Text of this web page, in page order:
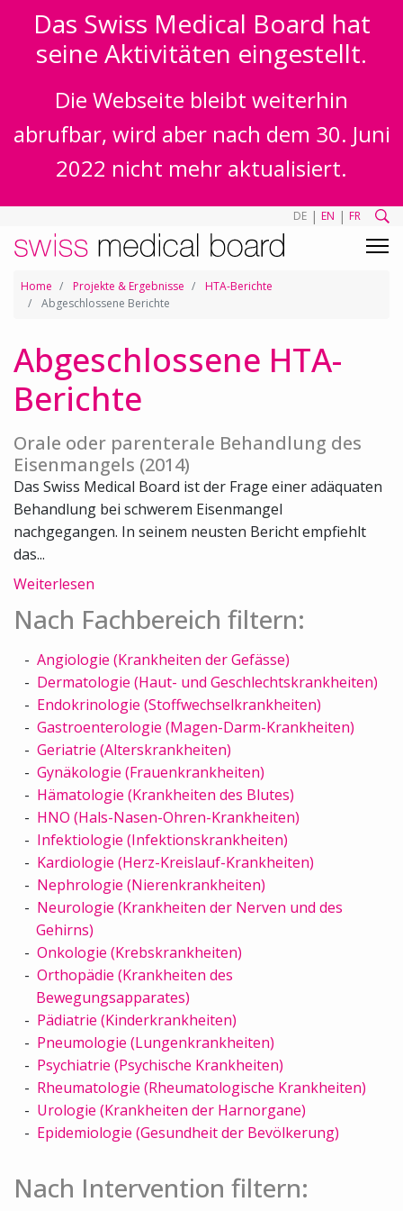
Das Swiss Medical Board hat
seine Aktivitäten eingestellt.
Die Webseite bleibt weiterhin
abrufbar, wird aber nach dem 30. Juni
2022 nicht mehr aktualisiert.
DE | EN | FR
Home Projekte & Ergebnisse
HTA-Berichte
Abgeschlossene Berichte
Abgeschlossene HTA-
Berichte
Orale oder parenterale Behandlung des
Eisenmangels (2014)
Das Swiss Medical Board ist der Frage einer adäquaten
Behandlung bei schwerem Eisenmangel
nachgegangen. In seinem neusten Bericht empfiehlt
das...
Weiterlesen
Nach Fachbereich filtern:
Angiologie (Krankheiten der Gefässe)
Dermatologie (Haut- und Geschlechtskrankheiten)
Endokrinologie (Stoffwechselkrankheiten)
Gastroenterologie (Magen-Darm-Krankheiten)
Geriatrie (Alterskrankheiten)
Gynäkologie (Frauenkrankheiten)
Hämatologie (Krankheiten des Blutes)
HNO (Hals-Nasen-Ohren-Krankheiten)
Infektiologie (Infektionskrankheiten)
Kardiologie (Herz-Kreislauf-Krankheiten)
Nephrologie (Nierenkrankheiten)
Neurologie (Krankheiten der Nerven und des
Gehirns)
Onkologie (Krebskrankheiten)
Orthopädie (Krankheiten des
Bewegungsapparates)
Pädiatrie (Kinderkrankheiten)
Pneumologie (Lungenkrankheiten)
Psychiatrie (Psychische Krankheiten)
Rheumatologie (Rheumatologische Krankheiten)
Urologie (Krankheiten der Harnorgane)
Epidemiologie (Gesundheit der Bevölkerung)
Nach Intervention filtern: